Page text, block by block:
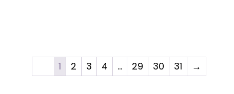
1 2 3 4 … 29 30 31 →